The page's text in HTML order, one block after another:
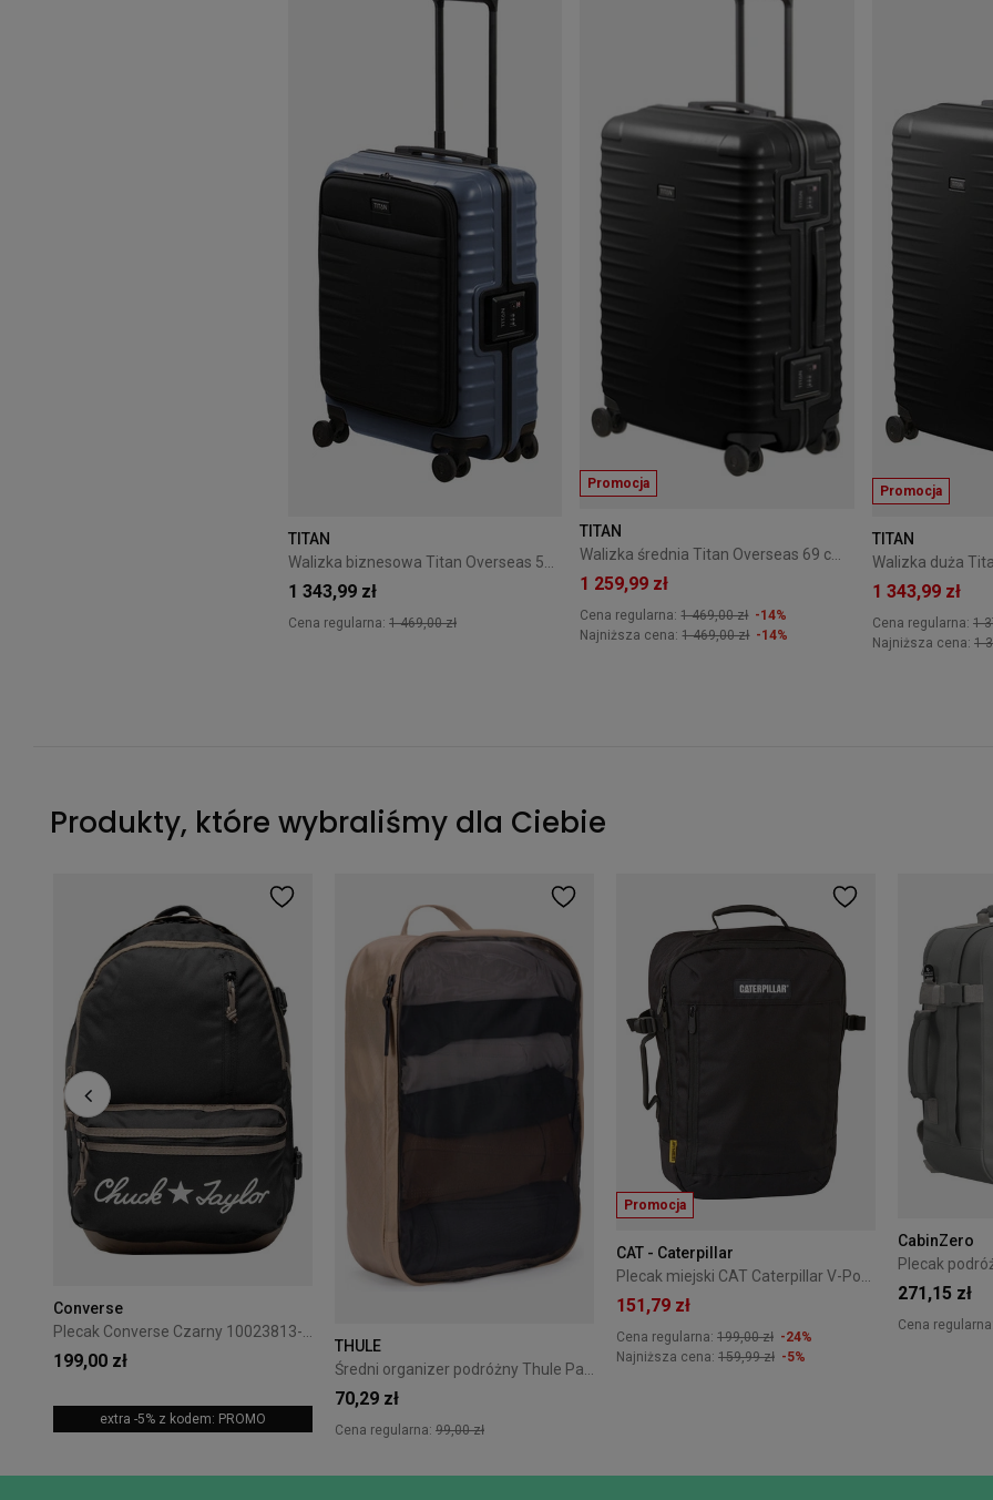
TITAN
1 343,99 zł
Cena regularna: 1 469,00 zł
Promocja
TITAN
1 259,99 zł
Cena regularna:1 469,00 zł -14%
Najniższa cena:1 469,00 zł -14%
Promocja
TITAN
1 343,99 zł
Cena regularna: 1
Najniższa cena: 1
Produkty, które wybraliśmy dla Ciebie
Converse
Plecak Converse Czarny 10023813-A01
199,00 zł
extra -5% z kodem: PROMO
THULE
70,29 zł
Cena regularna: 99,00 zł
Promocja
CAT - Caterpillar
151,79 zł
Cena regularna: 199,00 zł -24%
Najniższa cena: 159,99 zł -5%
CabinZero
271,15 zł
Cena regularna: